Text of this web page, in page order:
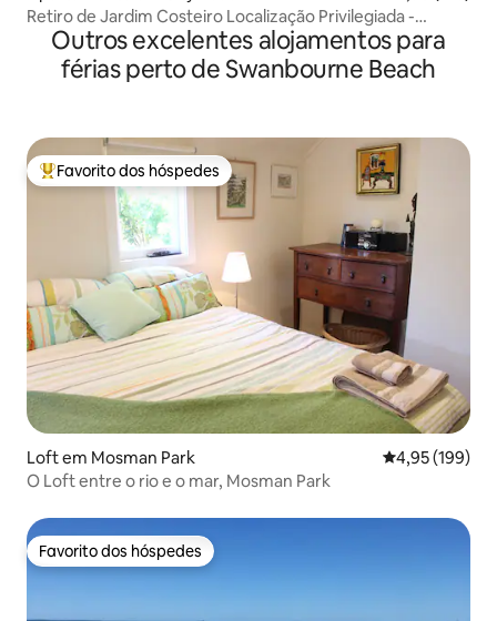
Retiro de Jardim Costeiro Localização Privilegiada -
apartamento
Outros excelentes alojamentos para
férias perto de Swanbourne Beach
Favoritos dos hóspedes mais apreciados
Favorito dos hóspedes
Loft em Mosman Park Classificação
4,95 (199)
O Loft entre o rio e o mar, Mosman Park
Favorito dos hóspedes
Favorito dos hóspedes